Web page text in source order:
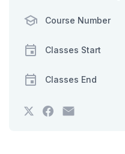
Course Number
Classes Start
Classes End
Tweet
that
Post
a